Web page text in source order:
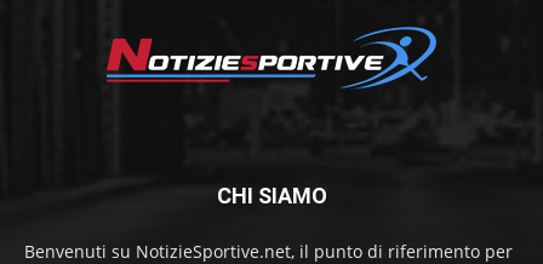
CHI SIAMO
Benvenuti su NotizieSportive.net, il punto di riferimento per